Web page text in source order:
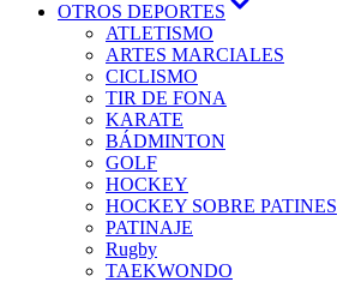
OTROS DEPORTES
ATLETISMO
ARTES MARCIALES
CICLISMO
TIR DE FONA
KARATE
BÁDMINTON
GOLF
HOCKEY
HOCKEY SOBRE PATINES
PATINAJE
Rugby
TAEKWONDO